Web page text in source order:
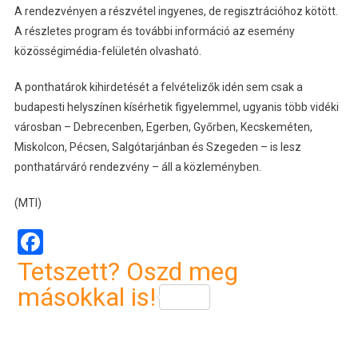
A rendezvényen a részvétel ingyenes, de regisztrációhoz kötött.
A részletes program és további információ az esemény
közösségimédia-felületén olvasható.
A ponthatárok kihirdetését a felvételizők idén sem csak a
budapesti helyszínen kísérhetik figyelemmel, ugyanis több vidéki
városban – Debrecenben, Egerben, Győrben, Kecskeméten,
Miskolcon, Pécsen, Salgótarjánban és Szegeden – is lesz
ponthatárváró rendezvény – áll a közleményben.
(MTI)
Facebook
Tetszett? Oszd meg
másokkal is!